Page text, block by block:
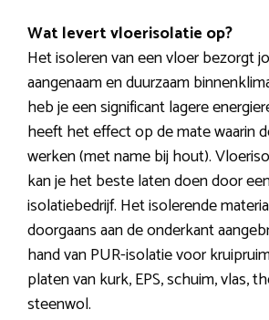
Wat levert vloerisolatie op?
Het isoleren van een vloer bezorgt
aangenaam en duurzaam
heb je een significant lagere
heeft het effect op de mate waarin
werken (met name bij hout).
kan je het beste laten doen door
isolatiebedrijf. Het isolerende
doorgaans aan de onderkant
hand van PUR-isolatie voor
platen van kurk, EPS, schuim, vlas,
steenwol.